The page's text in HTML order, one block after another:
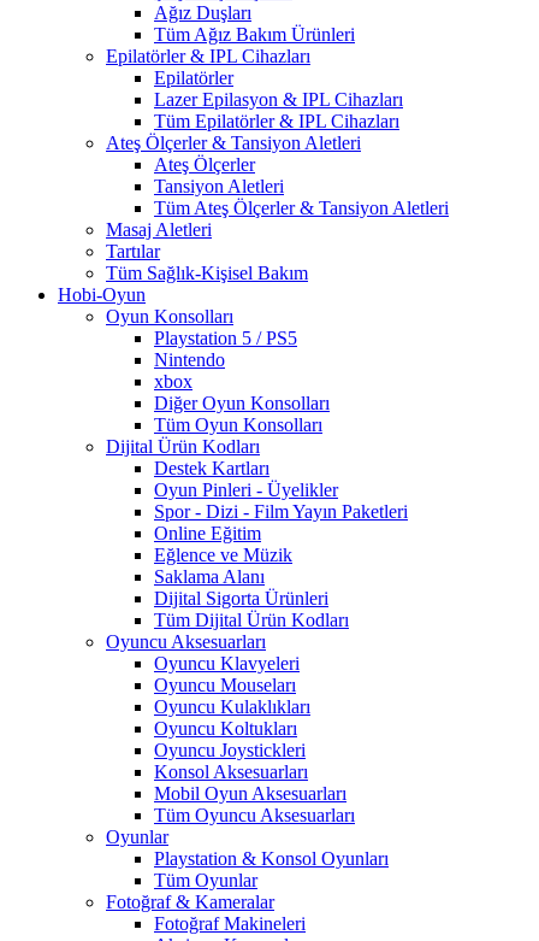
Ağız Duşları
Tüm Ağız Bakım Ürünleri
Epilatörler & IPL Cihazları
Epilatörler
Lazer Epilasyon & IPL Cihazları
Tüm Epilatörler & IPL Cihazları
Ateş Ölçerler & Tansiyon Aletleri
Ateş Ölçerler
Tansiyon Aletleri
Tüm Ateş Ölçerler & Tansiyon Aletleri
Masaj Aletleri
Tartılar
Tüm Sağlık-Kişisel Bakım
Hobi-Oyun
Oyun Konsolları
Playstation 5 / PS5
Nintendo
xbox
Diğer Oyun Konsolları
Tüm Oyun Konsolları
Dijital Ürün Kodları
Destek Kartları
Oyun Pinleri - Üyelikler
Spor - Dizi - Film Yayın Paketleri
Online Eğitim
Eğlence ve Müzik
Saklama Alanı
Dijital Sigorta Ürünleri
Tüm Dijital Ürün Kodları
Oyuncu Aksesuarları
Oyuncu Klavyeleri
Oyuncu Mouseları
Oyuncu Kulaklıkları
Oyuncu Koltukları
Oyuncu Joystickleri
Konsol Aksesuarları
Mobil Oyun Aksesuarları
Tüm Oyuncu Aksesuarları
Oyunlar
Playstation & Konsol Oyunları
Tüm Oyunlar
Fotoğraf & Kameralar
Fotoğraf Makineleri